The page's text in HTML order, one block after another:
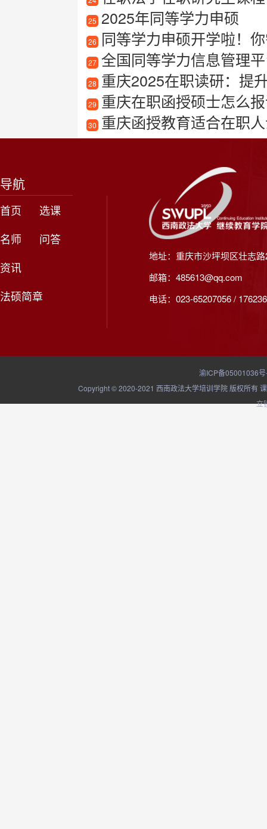
25 2025年同等学力申硕
26 同等学力申硕开学啦！
27 全国同等学力信息管理
28 重庆2025在职读研：提
29 重庆在职函授硕士怎么
30 重庆函授教育适合在职人
导航
首页
选课
名师
问答
资讯
法硕简章
地址：重庆市沙坪坝区壮志
邮箱：485613@qq.com
电话：023-65207056 /
渝ICP备05001036
Copyright © 2020-2021 西南政法大学培训学院 版权所有
立